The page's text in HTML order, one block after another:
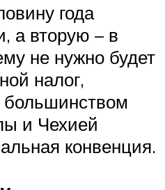
года
а вторую – в
не нужно будет
налог,
большинством
и Чехией
конвенция.